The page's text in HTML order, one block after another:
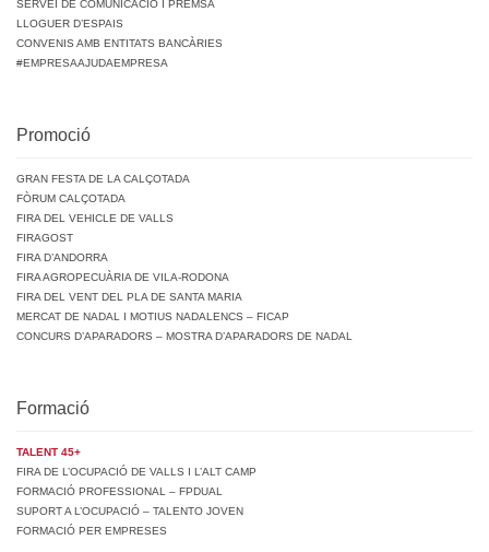
SERVEI DE COMUNICACIÓ I PREMSA
LLOGUER D’ESPAIS
CONVENIS AMB ENTITATS BANCÀRIES
#EMPRESAAJUDAEMPRESA
Promoció
GRAN FESTA DE LA CALÇOTADA
FÒRUM CALÇOTADA
FIRA DEL VEHICLE DE VALLS
FIRAGOST
FIRA D’ANDORRA
FIRA AGROPECUÀRIA DE VILA-RODONA
FIRA DEL VENT DEL PLA DE SANTA MARIA
MERCAT DE NADAL I MOTIUS NADALENCS – FICAP
CONCURS D’APARADORS – MOSTRA D’APARADORS DE NADAL
Formació
TALENT 45+
FIRA DE L’OCUPACIÓ DE VALLS I L’ALT CAMP
FORMACIÓ PROFESSIONAL – FPDUAL
SUPORT A L’OCUPACIÓ – TALENTO JOVEN
FORMACIÓ PER EMPRESES